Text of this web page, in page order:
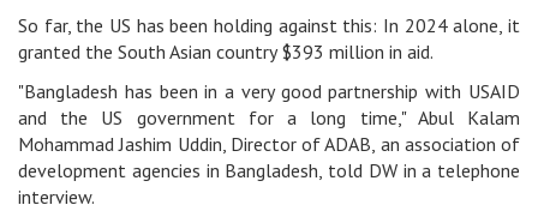
So far, the US has been holding against this: In 2024 alone, it
granted the South Asian country $393 million in aid.
"Bangladesh has been in a very good partnership with USAID
and the US government for a long time," Abul Kalam
Mohammad Jashim Uddin, Director of ADAB, an association of
development agencies in Bangladesh, told DW in a telephone
interview.